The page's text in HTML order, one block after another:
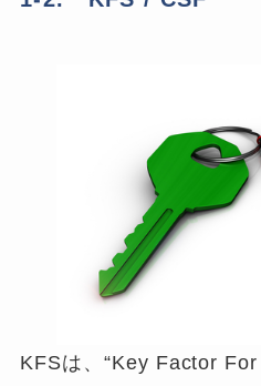
KFSは、“Key Factor For